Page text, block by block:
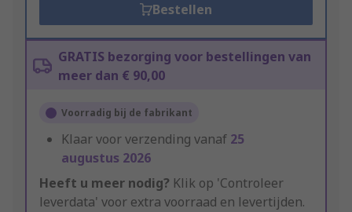
Bestellen
GRATIS bezorging voor bestellingen van
meer dan € 90,00
Voorradig bij de fabrikant
Klaar voor verzending vanaf 25
augustus 2026
Heeft u meer nodig? Klik op 'Controleer
leverdata' voor extra voorraad en levertijden.